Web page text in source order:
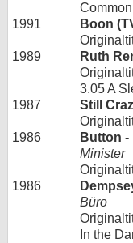
1991
Boon
1989
Ruth
3.05 A
1987
Still
1986
Button -
Minister
1986
Büro
In the